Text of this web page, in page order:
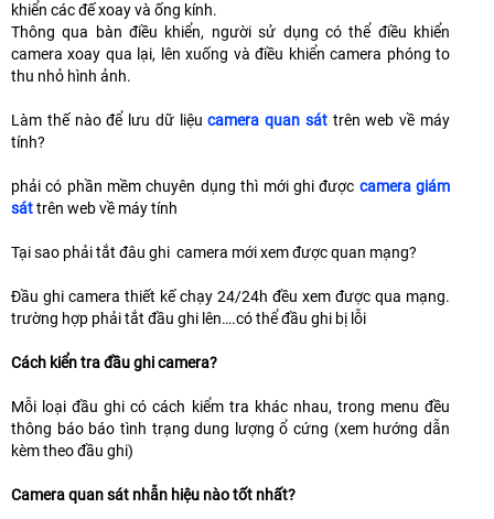
khiển các đế xoay và ống kính.
Thông qua bàn điều khiển, người sử dụng có thể điều khiển
camera xoay qua lại, lên xuống và điều khiển camera phóng to
thu nhỏ hình ảnh.
Làm thế nào để lưu dữ liệucamera quan sáttrên web về máy
tính?
phải có phần mềm chuyên dụng thì mới ghi được camera giám
sáttrên web về máy tính
Tại sao phải tắt đâu ghi camera mới xem được quan mạng?
Đầu ghi camera thiết kế chạy 24/24h đều xem được qua mạng.
trường hợp phải tắt đầu ghi lên….có thể đầu ghi bị lỗi
Cách kiển tra đầu ghi camera?
Mỗi loại đầu ghi có cách kiểm tra khác nhau, trong menu đều
thông báo báo tình trạng dung lượng ổ cứng (xem hướng dẫn
kèm theo đầu ghi)
Camera quan sát nhẫn hiệu nào tốt nhất?